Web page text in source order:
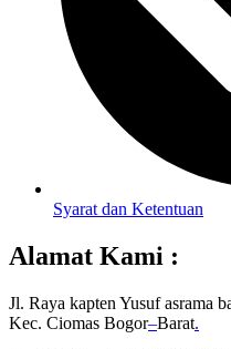
Syarat dan Ketentuan
Alamat Kami :
Jl. Raya kapten Yusuf asrama
Kec. Ciomas Bogor–Barat.